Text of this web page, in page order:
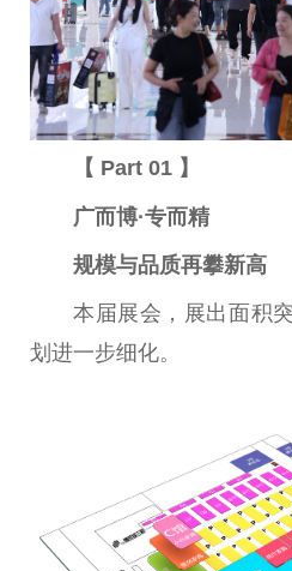
【 Part 01 】
广而博·专而精
规模与品质再攀新高
本届展会，展出面积
划进一步细化。